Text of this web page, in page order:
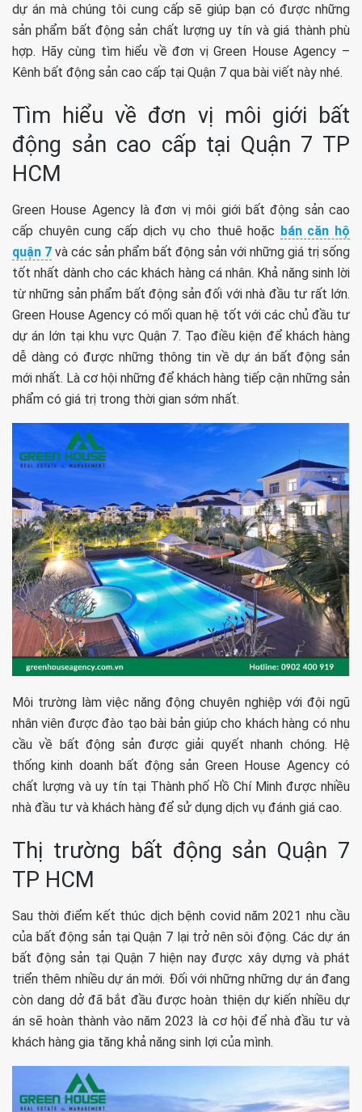
dự án mà chúng tôi cung cấp sẽ giúp bạn có được những
sản phẩm bất động sản chất lượng uy tín và giá thành phù
hợp. Hãy cùng tìm hiểu về đơn vị Green House Agency –
Kênh bất động sản cao cấp tại Quận 7 qua bài viết này nhé.
Tìm hiểu về đơn vị môi giới bất
động sản cao cấp tại Quận 7 TP
HCM
Green House Agency là đơn vị môi giới bất động sản cao
cấp chuyên cung cấp dịch vụ cho thuê hoặc bán căn hộ
quận 7 và các sản phẩm bất động sản với những giá trị sống
tốt nhất dành cho các khách hàng cá nhân. Khả năng sinh lời
từ những sản phẩm bất động sản đối với nhà đầu tư rất lớn.
Green House Agency có mối quan hệ tốt với các chủ đầu tư
dự án lớn tại khu vực Quận 7. Tạo điều kiện để khách hàng
dễ dàng có được những thông tin về dự án bất động sản
mới nhất. Là cơ hội những để khách hàng tiếp cận những sản
phẩm có giá trị trong thời gian sớm nhất.
Môi trường làm việc năng động chuyên nghiệp với đội ngũ
nhân viên được đào tạo bài bản giúp cho khách hàng có nhu
cầu về bất động sản được giải quyết nhanh chóng. Hệ
thống kinh doanh bất động sản Green House Agency có
chất lượng và uy tín tại Thành phố Hồ Chí Minh được nhiều
nhà đầu tư và khách hàng để sử dụng dịch vụ đánh giá cao.
Thị trường bất động sản Quận 7
TP HCM
Sau thời điểm kết thúc dịch bệnh covid năm 2021 nhu cầu
của bất động sản tại Quận 7 lại trở nên sôi động. Các dự án
bất động sản tại Quận 7 hiện nay được xây dựng và phát
triển thêm nhiều dự án mới. Đối với những những dự án đang
còn dang dở đã bắt đầu được hoàn thiện dự kiến nhiều dự
án sẽ hoàn thành vào năm 2023 là cơ hội để nhà đầu tư và
khách hàng gia tăng khả năng sinh lợi của mình.